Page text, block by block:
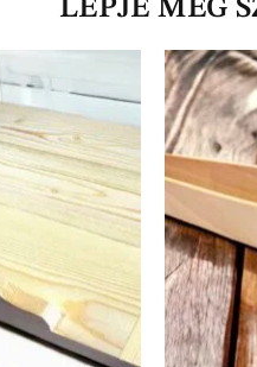
LEPJE MEG